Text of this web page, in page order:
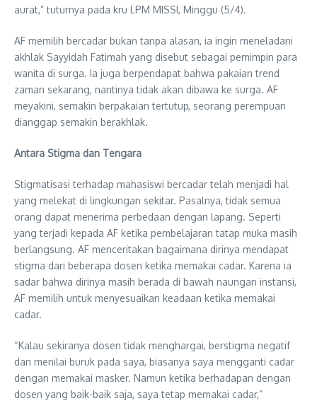
aurat,” tuturnya pada kru LPM MISSI, Minggu (5/4).
AF memilih bercadar bukan tanpa alasan, ia ingin meneladani
akhlak Sayyidah Fatimah yang disebut sebagai pemimpin para
wanita di surga. Ia juga berpendapat bahwa pakaian trend
zaman sekarang, nantinya tidak akan dibawa ke surga. AF
meyakini, semakin berpakaian tertutup, seorang perempuan
dianggap semakin berakhlak.
Antara Stigma dan Tengara
Stigmatisasi terhadap mahasiswi bercadar telah menjadi hal
yang melekat di lingkungan sekitar. Pasalnya, tidak semua
orang dapat menerima perbedaan dengan lapang. Seperti
yang terjadi kepada AF ketika pembelajaran tatap muka masih
berlangsung. AF menceritakan bagaimana dirinya mendapat
stigma dari beberapa dosen ketika memakai cadar. Karena ia
sadar bahwa dirinya masih berada di bawah naungan instansi,
AF memilih untuk menyesuaikan keadaan ketika memakai
cadar.
“Kalau sekiranya dosen tidak menghargai, berstigma negatif
dan menilai buruk pada saya, biasanya saya mengganti cadar
dengan memakai masker. Namun ketika berhadapan dengan
dosen yang baik-baik saja, saya tetap memakai cadar,”